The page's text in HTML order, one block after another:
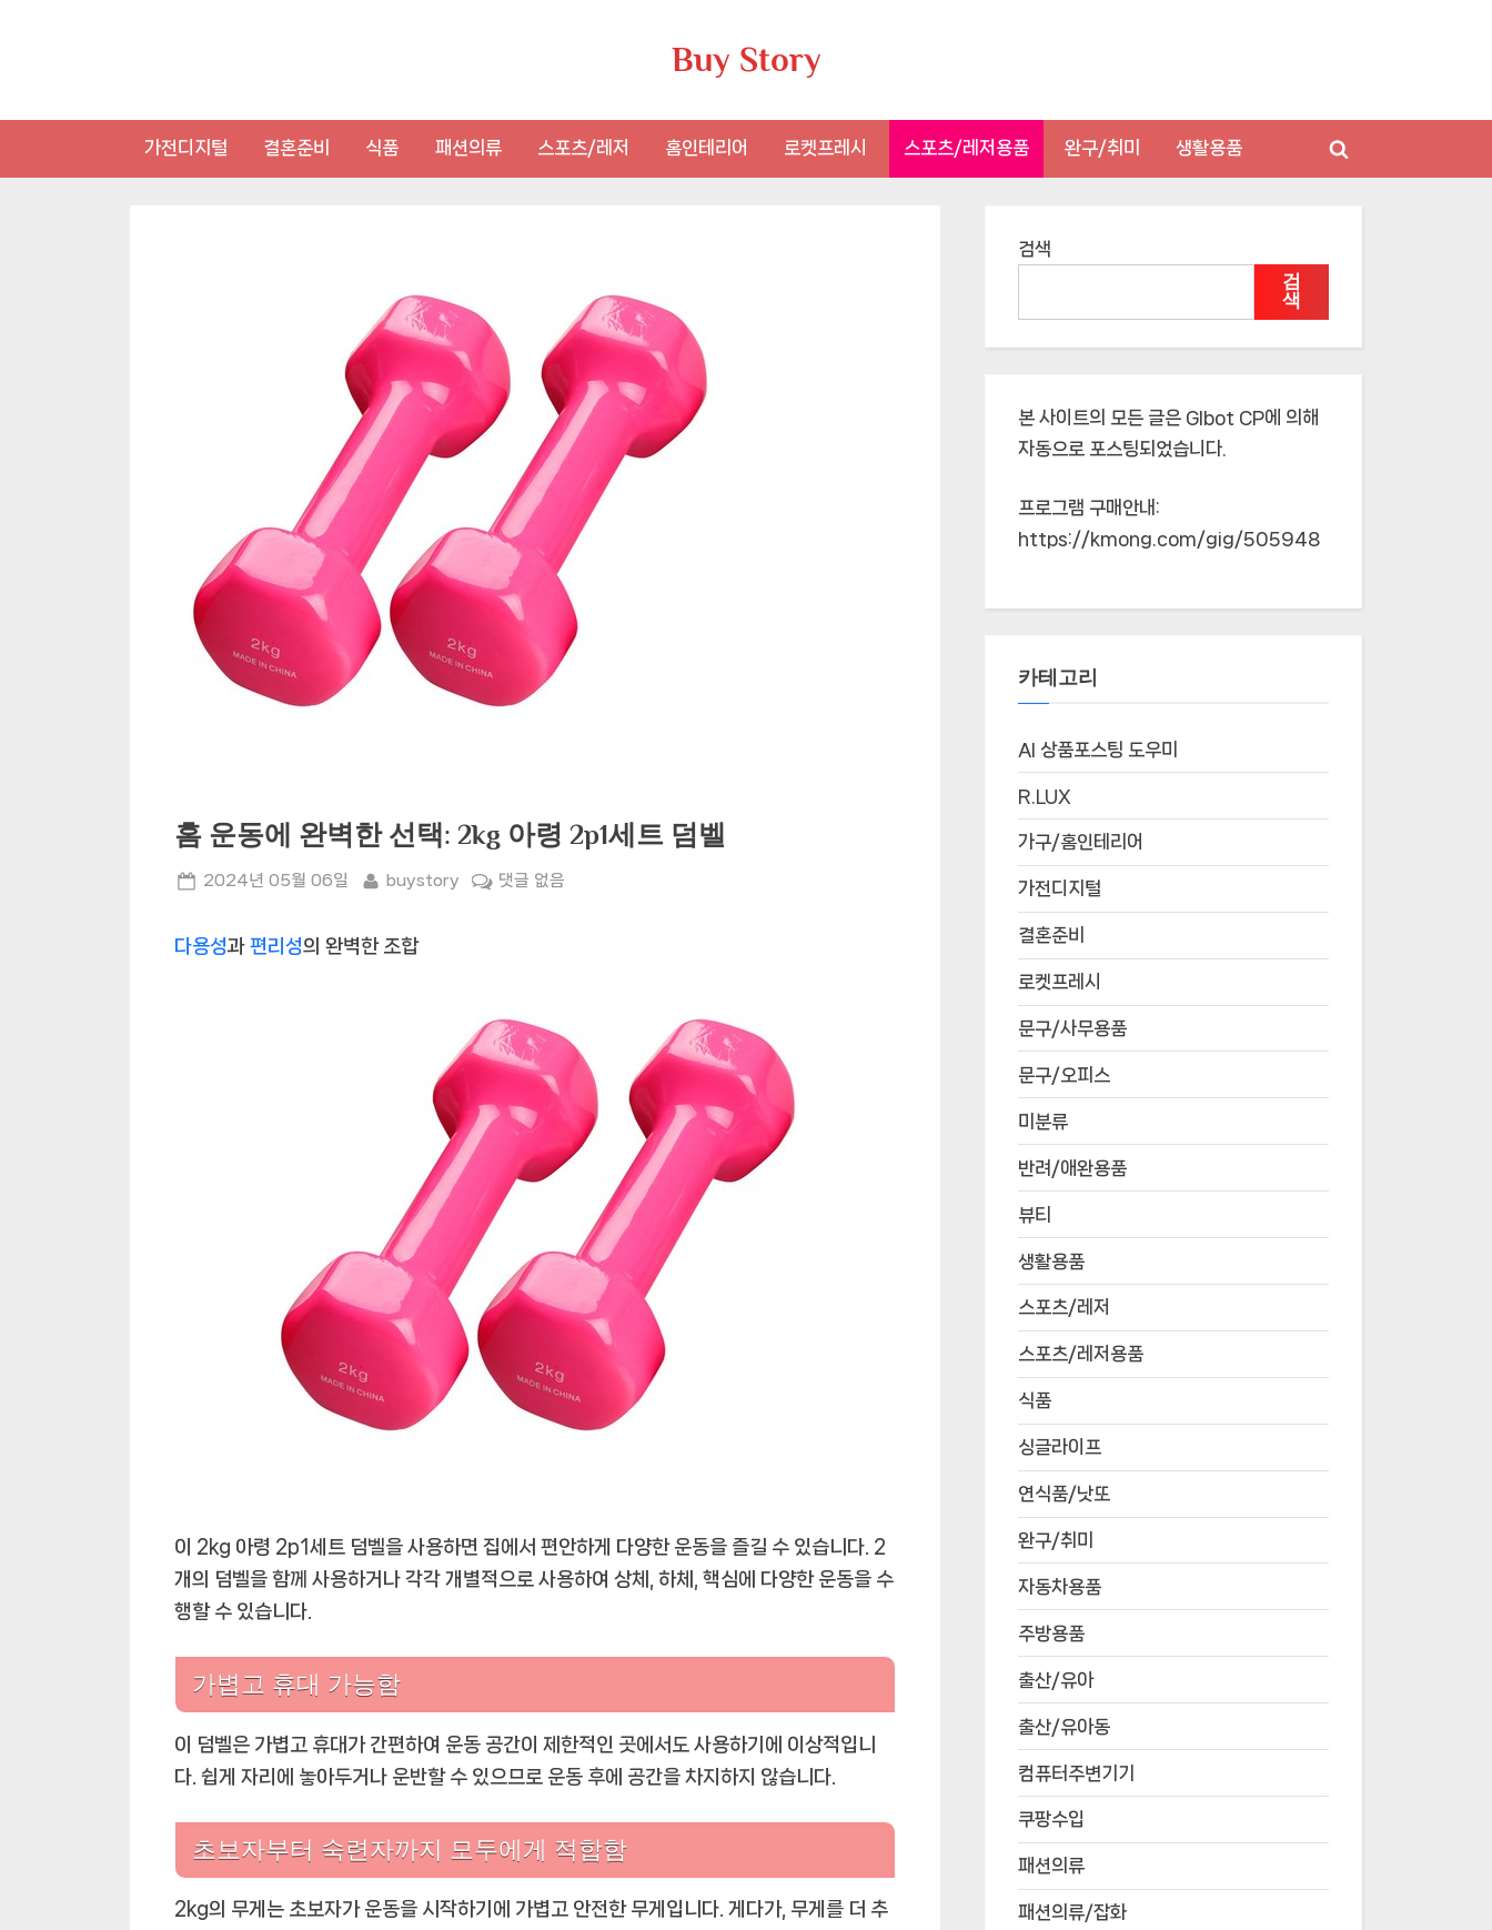
Buy Story
가전디지털 결혼준비 식품 패션의류 스포츠/레저 홈인테리어 로켓프레시 스포츠/레저용품 완구/취미 생활용품
Toggle
홈 운동에 완벽한 선택: 2kg 아령 2p1세트 덤벨
Posted
2024년 05월 06일 By
buystory
홈
벽
한
선
택:
2kg
령
2p1
덤
댓글 없음
다용성과 편리성의 완벽한 조합
이 2kg 아령 2p1세트 덤벨을 사용하면 집에서 편안하게 다양한 운동을 즐길 수 있습니다. 2
개의 덤벨을 함께 사용하거나 각각 개별적으로 사용하여 상체, 하체, 핵심에 다양한 운동을 수
행할 수 있습니다.
가볍고 휴대 가능함
이 덤벨은 가볍고 휴대가 간편하여 운동 공간이 제한적인 곳에서도 사용하기에 이상적입니
다. 쉽게 자리에 놓아두거나 운반할 수 있으므로 운동 후에 공간을 차지하지 않습니다.
초보자부터 숙련자까지 모두에게 적합함
2kg의 무게는 초보자가 운동을 시작하기에 가볍고 안전한 무게입니다. 게다가, 무게를 더 추
검색
검
색
본 사이트의 모든 글은 Glbot CP에 의해
자동으로 포스팅되었습니다.
프로그램 구매안내:
https://kmong.com/gig/505948
카테고리
AI 상품포스팅 도우미
R.LUX
가구/홈인테리어
가전디지털
결혼준비
로켓프레시
문구/사무용품
문구/오피스
미분류
반려/애완용품
뷰티
생활용품
스포츠/레저
스포츠/레저용품
식품
싱글라이프
연식품/낫또
완구/취미
자동차용품
주방용품
출산/유아
출산/유아동
컴퓨터주변기기
쿠팡수입
패션의류
패션의류/잡화